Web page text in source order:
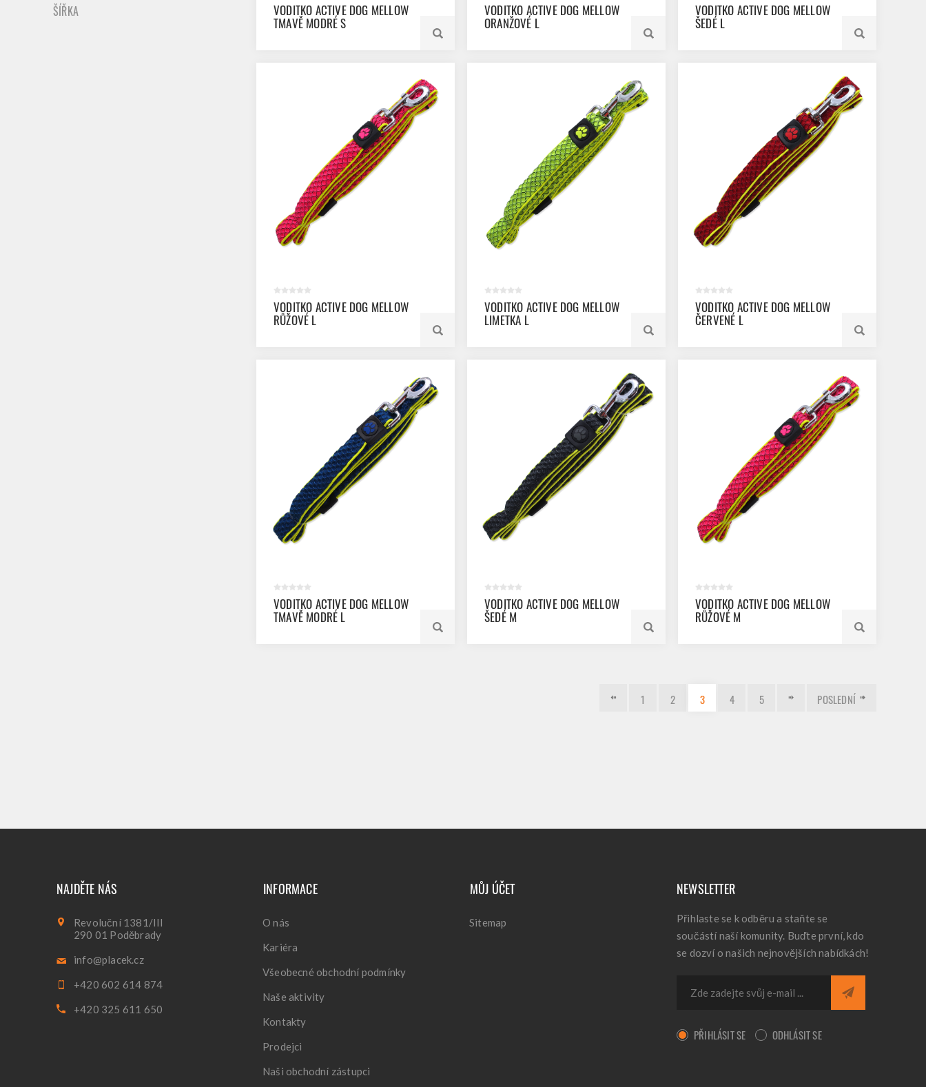
VODITKO ACTIVE DOG MELLOW
TMAVĚ MODRÉ S
VODITKO ACTIVE DOG MELLOW
ORANŽOVÉ L
VODITKO ACTIVE DOG MELLOW
ŠEDÉ L
VODITKO ACTIVE DOG MELLOW
RŮŽOVÉ L
VODITKO ACTIVE DOG MELLOW
LIMETKA L
VODITKO ACTIVE DOG MELLOW
ČERVENÉ L
VODITKO ACTIVE DOG MELLOW
TMAVĚ MODRÉ L
VODITKO ACTIVE DOG MELLOW
ŠEDÉ M
VODITKO ACTIVE DOG MELLOW
RŮŽOVÉ M
1 2 3 4 5 POSLEDNÍ
ŠÍŘKA
NAJDĚTE NÁS
Revoluční 1381/III
290 01 Poděbrady
info@placek.cz
+420 602 614 874
+420 325 611 650
INFORMACE
O nás
Kariéra
Všeobecné obchodní podmínky
Naše aktivity
Kontakty
Prodejci
Naši obchodní zástupci
MŮJ ÚČET
Sitemap
NEWSLETTER
Přihlaste se k odběru a staňte se
součástí naší komunity. Buďte první, kdo
se dozví o našich nejnovějších nabídkách!
PŘIHLÁSIT SE ODHLÁSIT SE